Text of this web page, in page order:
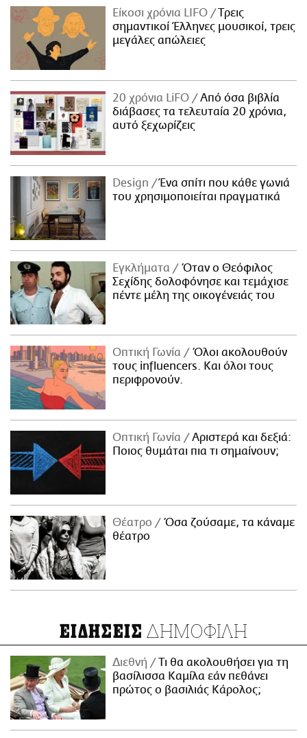
Είκοσι χρόνια LIFO
Tρεις
σημαντικοί Έλληνες μουσικοί, τρεις
μεγάλες απώλειες
20 χρόνια LiFO
Από όσα βιβλία
διάβασες τα τελευταία 20 χρόνια,
αυτό ξεχωρίζεις
Design
Ένα σπίτι που κάθε γωνιά
του χρησιμοποιείται πραγματικά
Εγκλήματα
Όταν ο Θεόφιλος
Σεχίδης δολοφόνησε και τεμάχισε
πέντε μέλη της οικογένειάς του
Οπτική Γωνία
Όλοι ακολουθούν
τους influencers. Και όλοι τους
περιφρονούν.
Οπτική Γωνία
Αριστερά και δεξιά:
Ποιος θυμάται πια τι σημαίνουν;
Θέατρο
Όσα ζούσαμε, τα κάναμε
θέατρο
ΕΙΔΗΣΕΙΣ ΔΗΜΟΦΙΛΗ
Διεθνή
Τι θα ακολουθήσει για τη
βασίλισσα Καμίλα εάν πεθάνει
πρώτος ο βασιλιάς Κάρολος;